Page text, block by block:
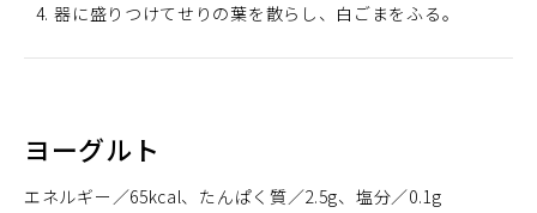
器に盛りつけてせりの葉を散らし、白ごまをふる。
ヨーグルト
エネルギー 65kcal たんぱく質 2.5g 塩分 0.1g